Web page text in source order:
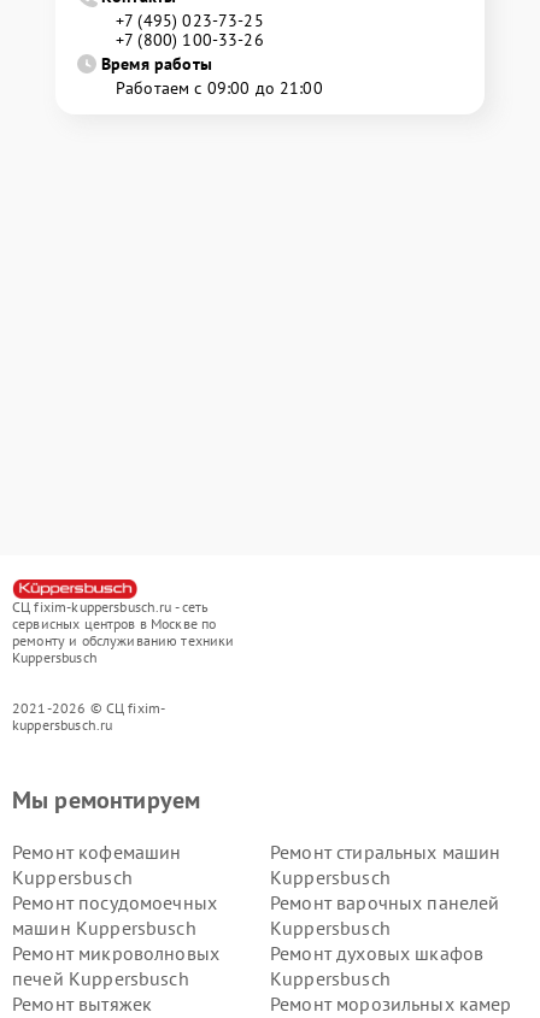
+7 (495) 023-73-25
+7 (800) 100-33-26
Время работы
Работаем с 09:00 до 21:00
СЦ fixim-kuppersbusch.ru - сеть
сервисных центров в Москве по
ремонту и обслуживанию техники
Kuppersbusch
2021-2026 © СЦ fixim-
kuppersbusch.ru
Мы ремонтируем
Ремонт кофемашин
Kuppersbusch
Ремонт стиральных машин
Kuppersbusch
Ремонт посудомоечных
машин Kuppersbusch
Ремонт варочных панелей
Kuppersbusch
Ремонт микроволновых
печей Kuppersbusch
Ремонт духовых шкафов
Kuppersbusch
Ремонт вытяжек
Ремонт морозильных камер